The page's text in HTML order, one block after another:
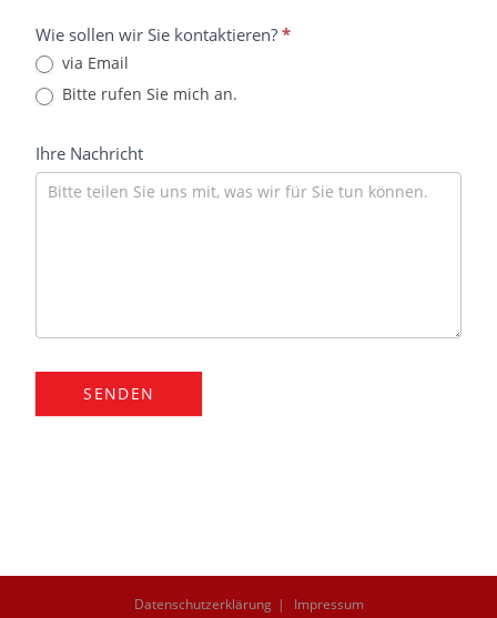
Wie sollen wir Sie kontaktieren?*
via Email
Bitte rufen Sie mich an.
Ihre Nachricht
SENDEN
Datenschutzerklärung Impressum